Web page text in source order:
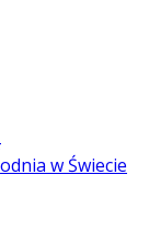
w Świecie